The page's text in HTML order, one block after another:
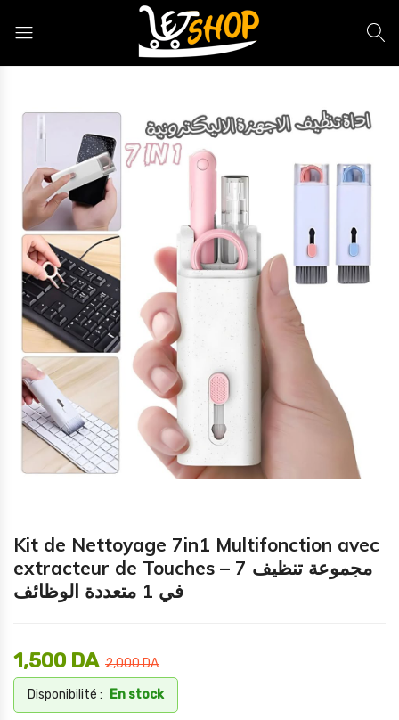
Kit de Nettoyage 7in1 Multifonction avec
extracteur de Touches – مجموعة تنظيف 7
في 1 متعددة الوظائف
2,000DA
1,500 DA
Disponibilité : En stock